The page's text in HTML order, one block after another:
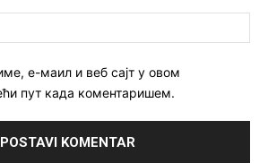
е-маил и веб сајт у овом
пут када коментаришем.